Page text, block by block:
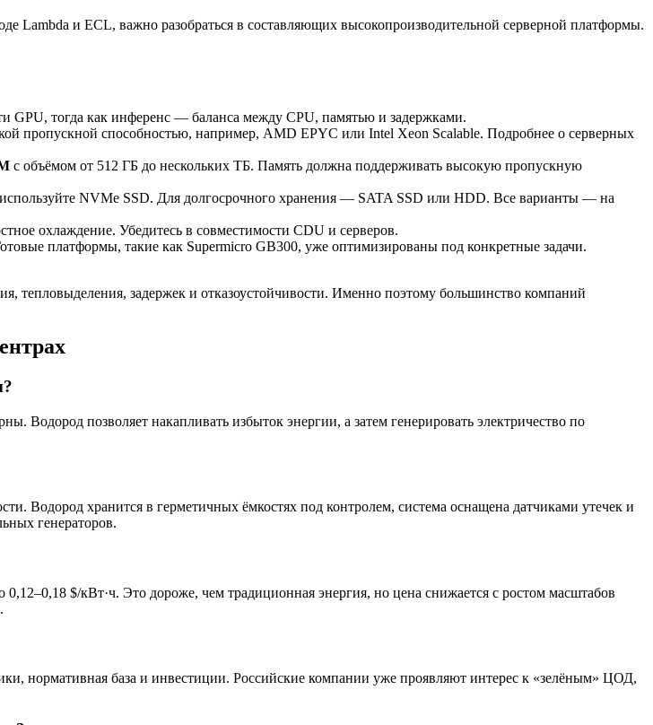
и ECL, важно разобраться в составляющих высокопроизводительной серверной платформы.
GPU, тогда как инференс — баланса между CPU, памятью и задержками.
пропускной способностью, например, AMD EPYC или Intel Xeon Scalable. Подробнее о серверных
с объёмом от 512 ГБ до нескольких ТБ. Память должна поддерживать высокую пропускную
NVMe SSD. Для долгосрочного хранения — SATA SSD или HDD. Все варианты — на
охлаждение. Убедитесь в совместимости CDU и серверов.
платформы, такие как Supermicro GB300, уже оптимизированы под конкретные задачи.
тепловыделения, задержек и отказоустойчивости. Именно поэтому большинство компаний
Водород позволяет накапливать избыток энергии, а затем генерировать электричество по
Водород хранится в герметичных ёмкостях под контролем, система оснащена датчиками утечек и
генераторов.
0,12–0,18 $/кВт·ч. Это дороже, чем традиционная энергия, но цена снижается с ростом масштабов
нормативная база и инвестиции. Российские компании уже проявляют интерес к «зелёным» ЦОД,